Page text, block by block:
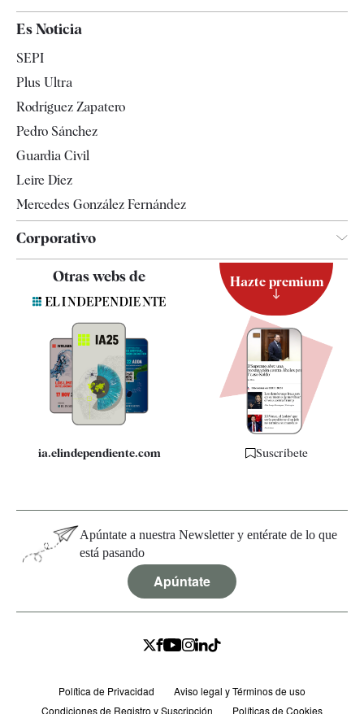
Televisión
Es Noticia
SEPI
Plus Ultra
Rodríguez Zapatero
Pedro Sánchez
Guardia Civil
Leire Díez
Mercedes González Fernández
Corporativo
Quiénes somos
Especificaciones
Otras webs de
ia.elindependiente.com
Hazte premium
Suscríbete
Apúntate a nuestra Newsletter y entérate de lo que
está pasando
Apúntate
Política de Privacidad
Aviso legal y Términos de uso
Condiciones de Registro y Suscripción
Políticas de Cookies